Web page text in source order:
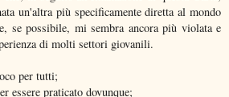
un'altra più specificamente diretta al mondo
se possibile, mi sembra ancora più violata e
di molti settori giovanili.
per tutti;
essere praticato dovunque;